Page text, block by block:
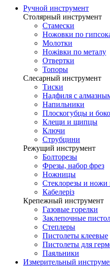
Ручной инструмент
Столярный инструмент
Стамески
Ножовки по
Молотки
Ножівки по металу
Отвертки
Топоры
Слесарный инструмент
Тиски
Надфиля с
Напильники
Плоскогубцы и
Клещи и щипцы
Ключи
Струбцини
Режущий инструмент
Болторезы
Фрезы, набор фрез
Ножницы
Стеклорезы и ножи
Кабелеріз
Крепежный инструмент
Газовые горелки
Заклепочные
Степлеры
Пистолеты клеевые
Пистолеты для
Паяльники
Измерительный